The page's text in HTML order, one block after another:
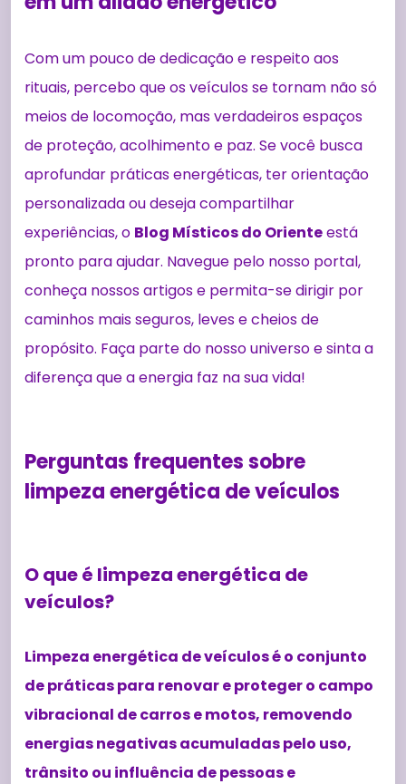
Com um pouco de dedicação e respeito aos
rituais, percebo que os veículos se tornam não só
meios de locomoção, mas verdadeiros espaços
de proteção, acolhimento e paz. Se você busca
aprofundar práticas energéticas, ter orientação
personalizada ou deseja compartilhar
experiências, o Blog Místicos do Orienteestá
pronto para ajudar. Navegue pelo nosso portal,
conheça nossos artigos e permita-se dirigir por
caminhos mais seguros, leves e cheios de
propósito. Faça parte do nosso universo e sinta a
diferença que a energia faz na sua vida!
Perguntas frequentes sobre
limpeza energética de veículos
O que é limpeza energética de
veículos?
Limpeza energética de veículos é o conjunto
de práticas para renovar e proteger o campo
vibracional de carros e motos, removendo
energias negativas acumuladas pelo uso,
trânsito ou influência de pessoas e